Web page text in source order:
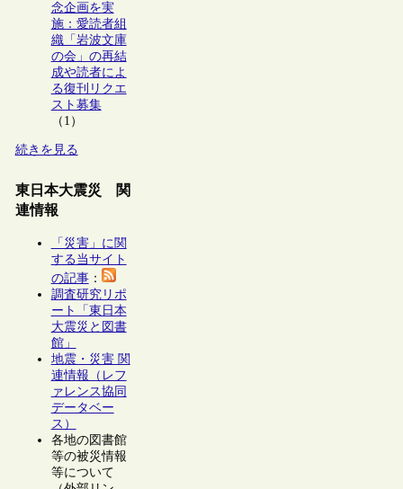
念企画を実
施：愛読者組
織「岩波文庫
の会」の再結
成や読者によ
る復刊リクエ
スト募集
（1）
続きを見る
東日本大震災 関
連情報
「災害」に関
する当サイト
の記事：
調査研究リポ
ート「東日本
大震災と図書
館」
地震・災害 関
連情報（レフ
ァレンス協同
データベー
ス）
各地の図書館
等の被災情報
等について